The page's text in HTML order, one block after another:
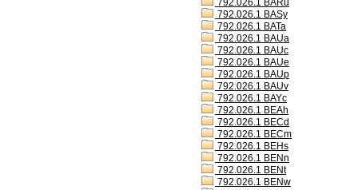
792.026.1 BARu
792.026.1 BASy
792.026.1 BATa
792.026.1 BAUa
792.026.1 BAUc
792.026.1 BAUe
792.026.1 BAUp
792.026.1 BAUv
792.026.1 BAYc
792.026.1 BEAh
792.026.1 BECd
792.026.1 BECm
792.026.1 BEHs
792.026.1 BENn
792.026.1 BENt
792.026.1 BENw